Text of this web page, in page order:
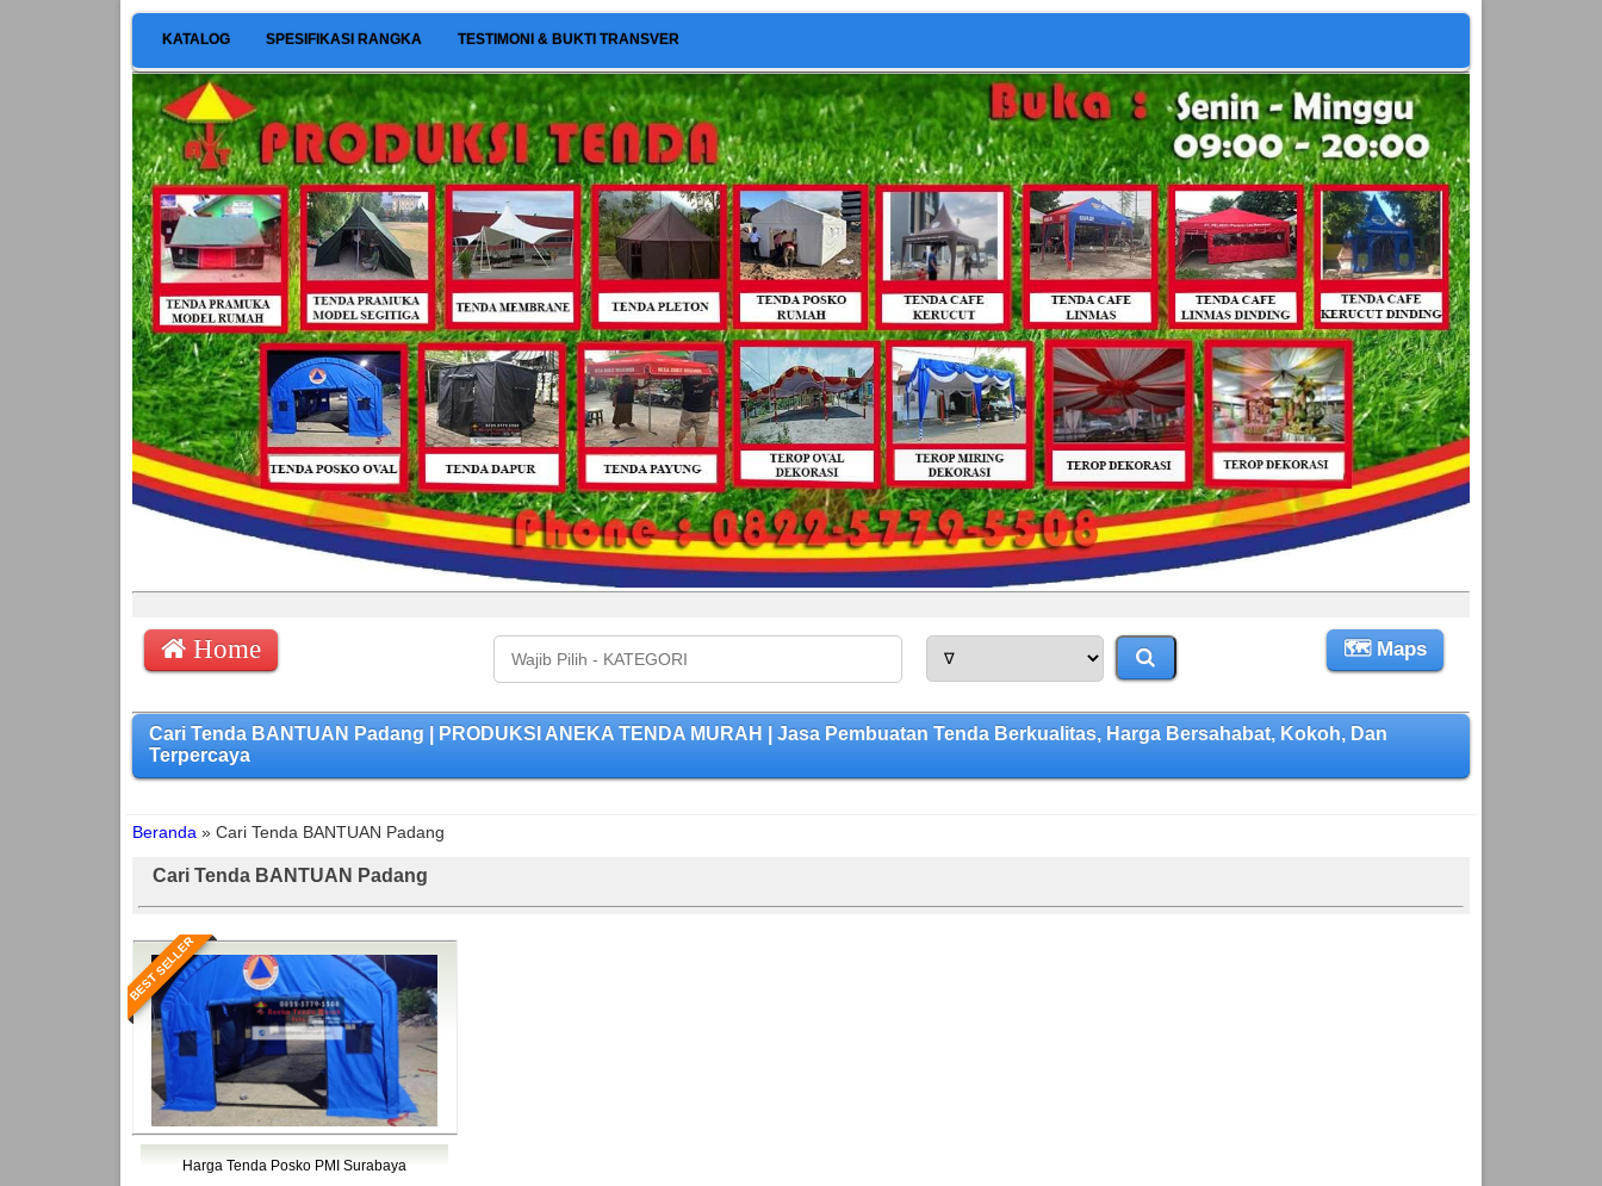
KATALOG SPESIFIKASI RANGKA TESTIMONI & BUKTI TRANSVER
Home 🗺 Maps
Cari Tenda BANTUAN Padang | PRODUKSI ANEKA TENDA MURAH | Jasa Pembuatan Tenda Berkualitas, Harga Bersahabat, Kokoh, Dan
Terpercaya
Beranda » Cari Tenda BANTUAN Padang
Cari Tenda BANTUAN Padang
BEST SELLER
Harga Tenda Posko PMI Surabaya